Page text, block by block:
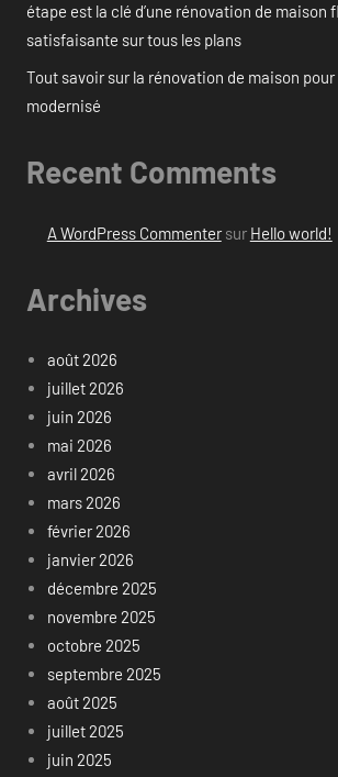
étape est la clé d’une rénovation de maison
satisfaisante sur tous les plans
Tout savoir sur la rénovation de maison
modernisé
Recent Comments
A WordPress Commentersur Hello world!
Archives
août 2026
juillet 2026
juin 2026
mai 2026
avril 2026
mars 2026
février 2026
janvier 2026
décembre 2025
novembre 2025
octobre 2025
septembre 2025
août 2025
juillet 2025
juin 2025